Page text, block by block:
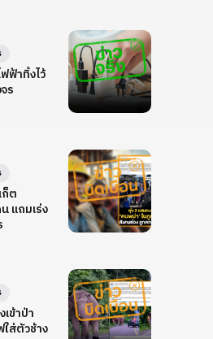
ฟ้าทิ้งไว้
ร
ก็ต
แถมเร่ง
ข้าป่า
ส่ตัวช้าง